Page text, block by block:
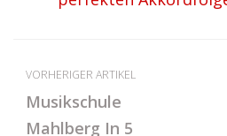
VORHERIGER ARTIKEL
Musikschule
Mahlberg In 5